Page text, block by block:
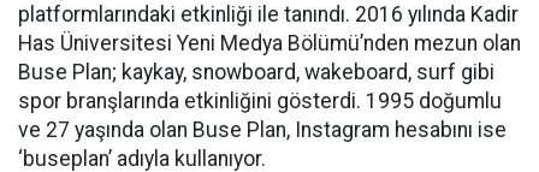
platformlarındaki etkinliği ile tanındı. 2016 yılında Kadir
Has Üniversitesi Yeni Medya Bölümü’nden mezun olan
Buse Plan; kaykay, snowboard, wakeboard, surf gibi
spor branşlarında etkinliğini gösterdi. 1995 doğumlu
ve 27 yaşında olan Buse Plan, Instagram hesabını ise
‘buseplan’ adıyla kullanıyor.